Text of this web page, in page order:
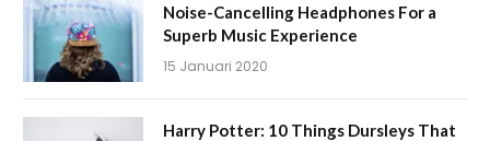
Noise-Cancelling Headphones For a
Superb Music Experience
15 Januari 2020
Harry Potter: 10 Things Dursleys That